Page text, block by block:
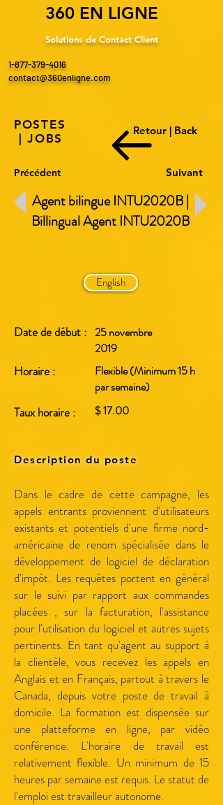
360 EN LIGNE
Solutions de Contact Client
1-877-379-4016
contact@360enligne.com
POSTES
| JOBS
Agent bilingue INTU2020B |
Billingual Agent INTU2020B
Description du poste
Dans le cadre de cette campagne, les
appels entrants proviennent d'utilisateurs
existants et potentiels d'une firme nord-
américaine de renom spécialisée dans le
développement de logiciel de déclaration
d'impôt. Les requêtes portent en général
sur le suivi par rapport aux commandes
placées , sur la facturation, l'assistance
pour l'utilisation du logiciel et autres sujets
pertinents. En tant qu'agent au support à
la clientèle, vous recevez les appels en
Anglais et en Français, partout à travers le
Canada, depuis votre poste de travail à
domicile. La formation est dispensée sur
une platteforme en ligne, par vidéo
conférence. L'horaire de travail est
relativement flexible. Un minimum de 15
heures par semaine est requis. Le statut de
l'emploi est travailleur autonome.
Date de début : 25 novembre
2019
Flexible (Minimum 15 h
par semaine)
Horaire :
$ 17.00
Taux horaire :
Retour | Back
English
Précédent Suivant